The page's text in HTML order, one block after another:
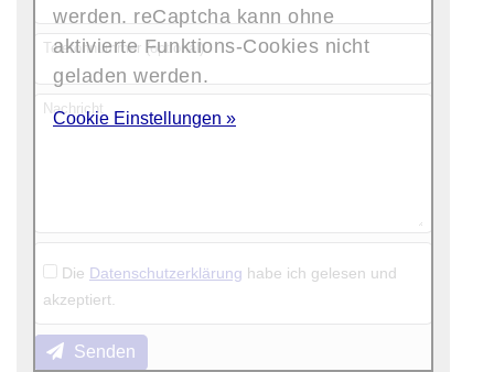
Telefonnummer (optional)
Nachricht
Die Datenschutzerklärung habe ich gelesen und
akzeptiert.
Senden
werden. reCaptcha kann ohne
aktivierte Funktions-Cookies nicht
geladen werden.
Cookie Einstellungen »